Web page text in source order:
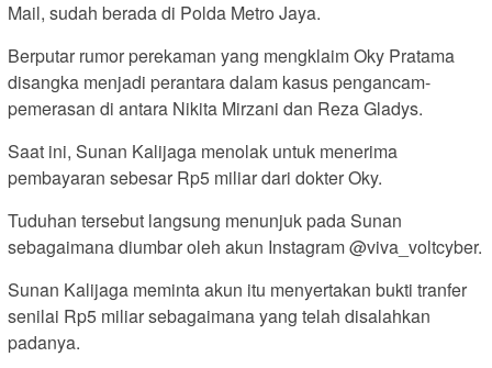
Mail, sudah berada di Polda Metro Jaya.
Berputar rumor perekaman yang mengklaim Oky Pratama
disangka menjadi perantara dalam kasus pengancam-
pemerasan di antara Nikita Mirzani dan Reza Gladys.
Saat ini, Sunan Kalijaga menolak untuk menerima
pembayaran sebesar Rp5 miliar dari dokter Oky.
Tuduhan tersebut langsung menunjuk pada Sunan
sebagaimana diumbar oleh akun Instagram @viva_voltcyber.
Sunan Kalijaga meminta akun itu menyertakan bukti tranfer
senilai Rp5 miliar sebagaimana yang telah disalahkan
padanya.